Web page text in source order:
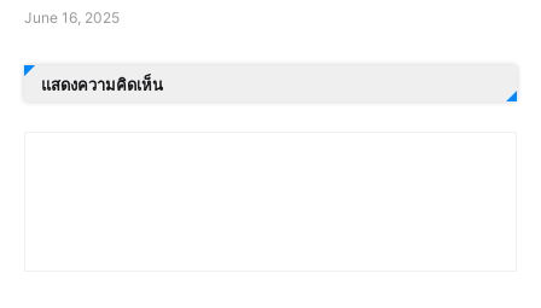
June 16, 2025
แสดงความคิดเห็น